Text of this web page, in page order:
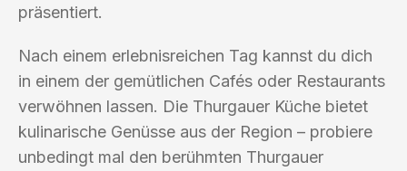
präsentiert.
Nach einem erlebnisreichen Tag kannst du dich
in einem der gemütlichen Cafés oder Restaurants
verwöhnen lassen. Die Thurgauer Küche bietet
kulinarische Genüsse aus der Region – probiere
unbedingt mal den berühmten Thurgauer